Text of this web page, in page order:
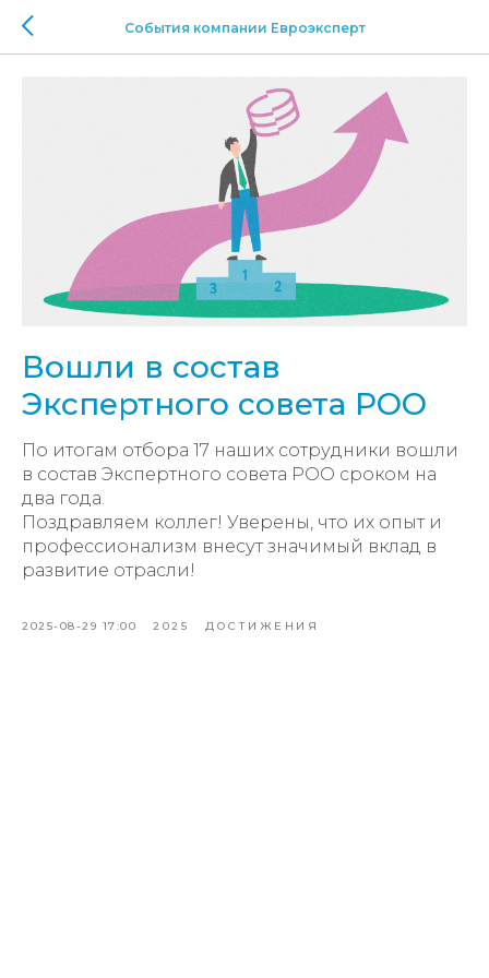
События компании Евроэксперт
Вошли в состав
Экспертного совета РОО
По итогам отбора 17 наших сотрудники вошли
в состав Экспертного совета РОО сроком на
два года.
Поздравляем коллег! Уверены, что их опыт и
профессионализм внесут значимый вклад в
развитие отрасли!
2025-08-29 17:00 2025 ДОСТИЖЕНИЯ